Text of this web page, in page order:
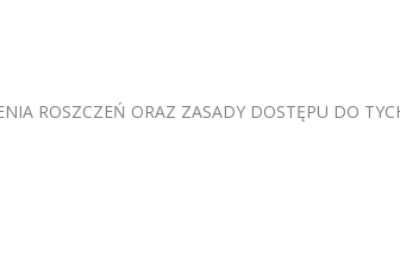
ROSZCZEŃ ORAZ ZASADY DOSTĘPU DO